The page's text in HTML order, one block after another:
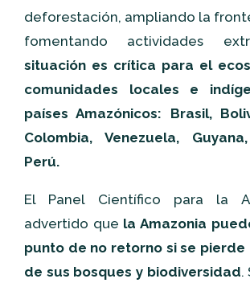
deforestación, ampliando la
fomentando actividades
situación es crítica para el
comunidades locales e
países Amazónicos: Brasil,
Colombia, Venezuela,
Perú.
El Panel Científico para la
advertido que la Amazonia
punto de no retorno si se pierde
de sus bosques y biodiversidad.